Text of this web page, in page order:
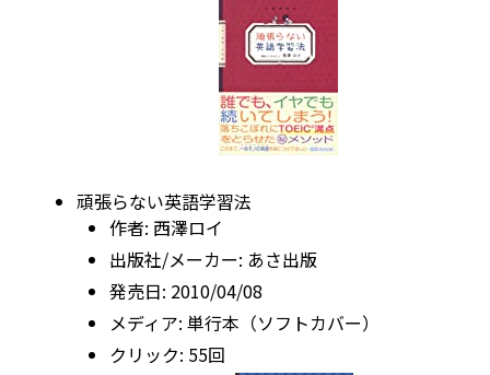
頑張らない英語学習法
作者: 西澤ロイ
出版社/メーカー: あさ出版
発売日: 2010/04/08
メディア: 単行本（ソフトカバー）
クリック: 55回